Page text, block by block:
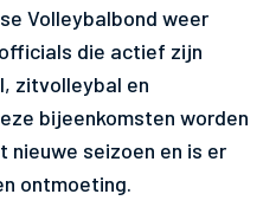
Volleybalbond weer
die actief zijn
zitvolleybal en
bijeenkomsten worden
seizoen en is er
ontmoeting.